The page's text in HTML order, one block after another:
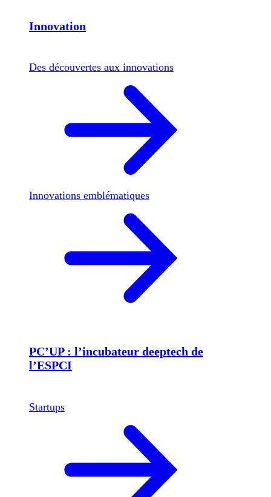
Innovation
Des découvertes aux innovations
Innovations emblématiques
PC’UP : l’incubateur deeptech de
l’ESPCI
Startups